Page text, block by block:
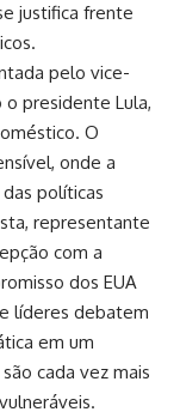
justifica frente
pelo vice-
presidente Lula,
O
onde a
políticas
representante
com a
dos EUA
líderes debatem
em um
cada vez mais